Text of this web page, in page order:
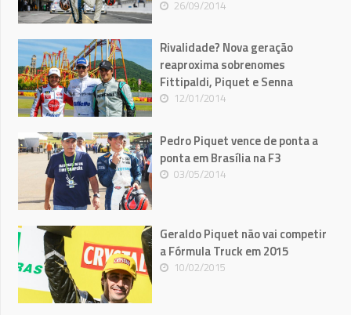
26/09/2014
Rivalidade? Nova geração
reaproxima sobrenomes
Fittipaldi, Piquet e Senna
12/01/2014
Pedro Piquet vence de ponta a
ponta em Brasília na F3
03/05/2014
Geraldo Piquet não vai competir
a Fórmula Truck em 2015
10/02/2015